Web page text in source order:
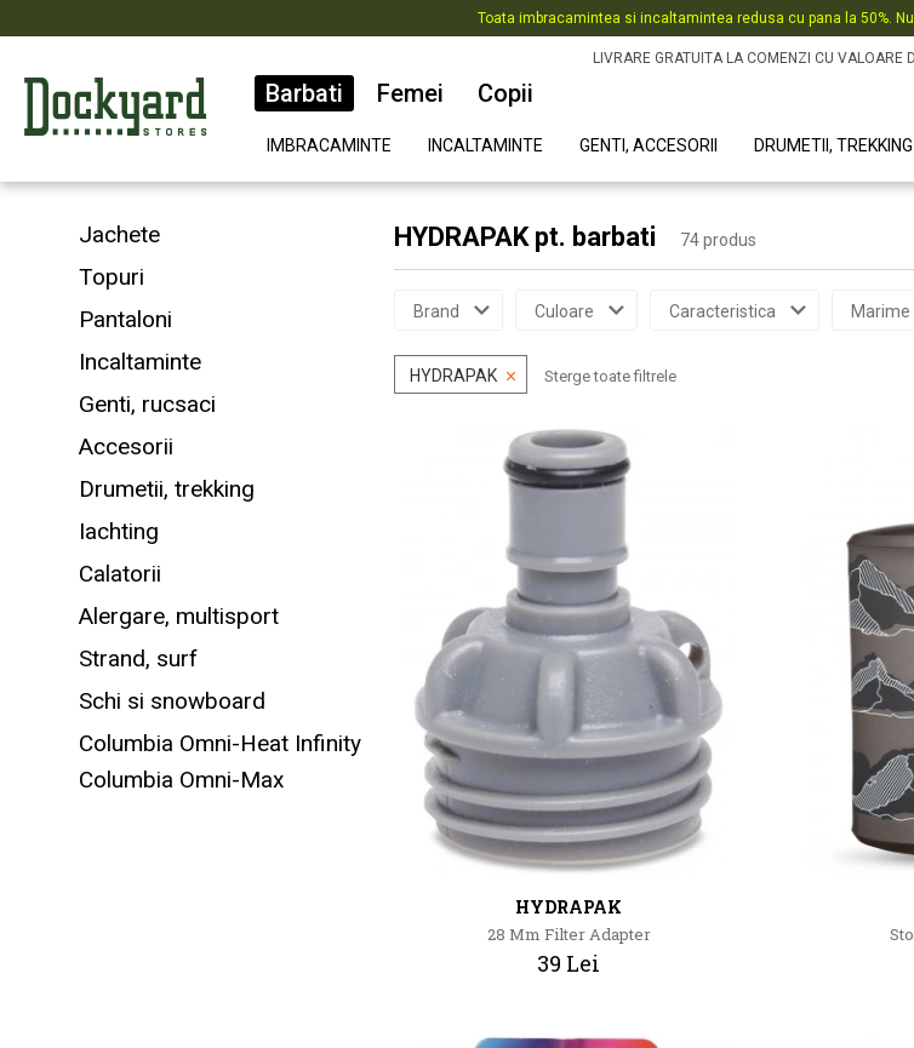
Toata imbracamintea si incaltamintea redusa cu pana la 50%.
LIVRARE GRATUITA LA COMENZI CU VALOARE
Barbati Femei Copii
IMBRACAMINTE INCALTAMINTE GENTI, ACCESORII DRUMETII, TREKKING
Jachete
Topuri
Pantaloni
Incaltaminte
Genti, rucsaci
Accesorii
Drumetii, trekking
Iachting
Calatorii
Alergare, multisport
Strand, surf
Schi si snowboard
Columbia Omni-Heat Infinity
Columbia Omni-Max
HYDRAPAK pt. barbati 74 produs
Brand Culoare Caracteristica Marime
HYDRAPAK Sterge toate filtrele
HYDRAPAK
28 Mm Filter Adapter
39 Lei